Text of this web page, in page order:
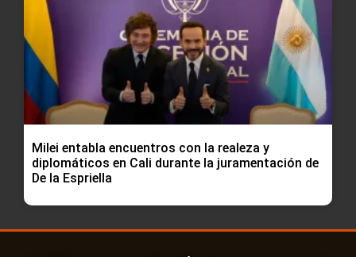
Milei entabla encuentros con la realeza y
diplomáticos en Cali durante la juramentación de
De la Espriella